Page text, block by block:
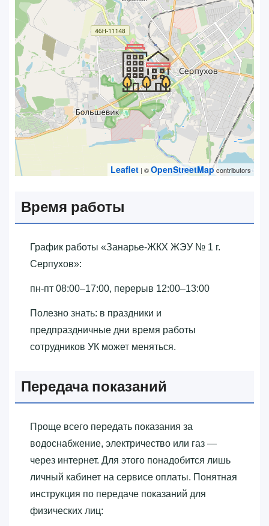
Leaflet | ©OpenStreetMapcontributors
Время работы
График работы «‎Занарье-ЖКХ ЖЭУ № 1 г.
Серпухов»‎:
пн-пт 08:00–17:00, перерыв 12:00–13:00
Полезно знать: в праздники и
предпраздничные дни время работы
сотрудников УК может меняться.
Передача показаний
Проще всего передать показания за
водоснабжение, электричество или газ —
через интернет. Для этого понадобится лишь
личный кабинет на сервисе оплаты. Понятная
инструкция по передаче показаний для
физических лиц: